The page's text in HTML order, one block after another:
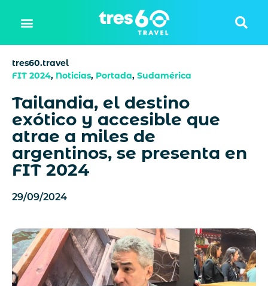
tres60.travel
FIT 2024, Noticias, Portada, Sudamérica
Tailandia, el destino
exótico y accesible que
atrae a miles de
argentinos, se presenta en
FIT 2024
29/09/2024